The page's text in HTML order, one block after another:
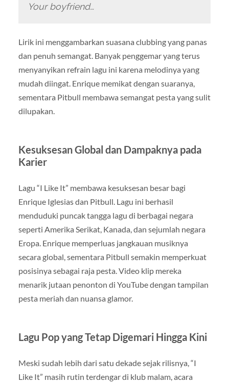
Your boyfriend…
Lirik ini menggambarkan suasana clubbing yang panas
dan penuh semangat. Banyak penggemar yang terus
menyanyikan refrain lagu ini karena melodinya yang
mudah diingat. Enrique memikat dengan suaranya,
sementara Pitbull membawa semangat pesta yang sulit
dilupakan.
Kesuksesan Global dan Dampaknya pada
Karier
Lagu “I Like It” membawa kesuksesan besar bagi
Enrique Iglesias dan Pitbull. Lagu ini berhasil
menduduki puncak tangga lagu di berbagai negara
seperti Amerika Serikat, Kanada, dan sejumlah negara
Eropa. Enrique memperluas jangkauan musiknya
secara global, sementara Pitbull semakin memperkuat
posisinya sebagai raja pesta. Video klip mereka
menarik jutaan penonton di YouTube dengan tampilan
pesta meriah dan nuansa glamor.
Lagu Pop yang Tetap Digemari Hingga Kini
Meski sudah lebih dari satu dekade sejak rilisnya, “I
Like It” masih rutin terdengar di klub malam, acara